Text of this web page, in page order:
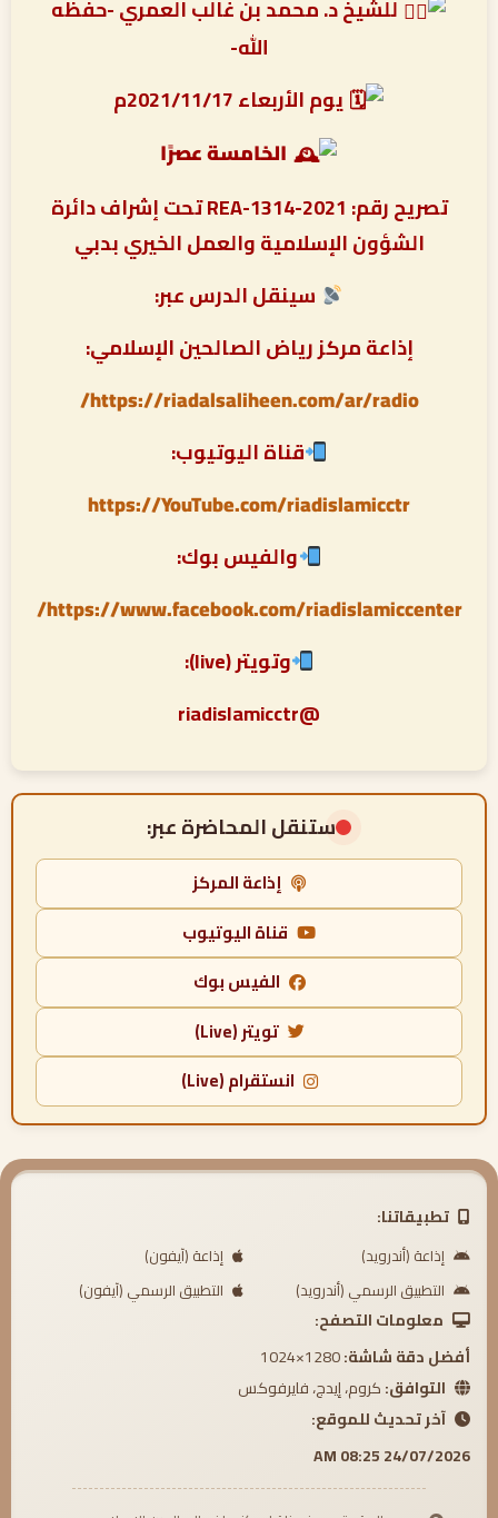
للشيخ د. محمد بن غالب العمري -حفظه
الله-
يوم الأربعاء 2021/11/17م
الخامسة عصرًا
تصريح رقم: REA-1314-2021 تحت إشراف دائرة
الشؤون الإسلامية والعمل الخيري بدبي
سينقل الدرس عبر:
إذاعة مركز رياض الصالحين الإسلامي:
https://riadalsaliheen.com/ar/radio/
قناة اليوتيوب:
https://YouTube.com/riadislamicctr
والفيس بوك:
https://www.facebook.com/riadislamiccenter/
وتويتر (live):
@riadislamicctr
ستنقل المحاضرة عبر:
إذاعة المركز
قناة اليوتيوب
الفيس بوك
تويتر (Live)
انستقرام (Live)
تطبيقاتنا:
إذاعة (أندرويد)
إذاعة (آيفون)
التطبيق الرسمي (أندرويد)
التطبيق الرسمي (آيفون)
معلومات التصفح:
أفضل دقة شاشة:
التوافق:كروم، إيدج، فايرفوكس
آخر تحديث للموقع:
24/07/2026 08:25 AM